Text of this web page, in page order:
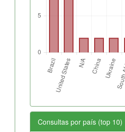
Consultas por país (top 10)